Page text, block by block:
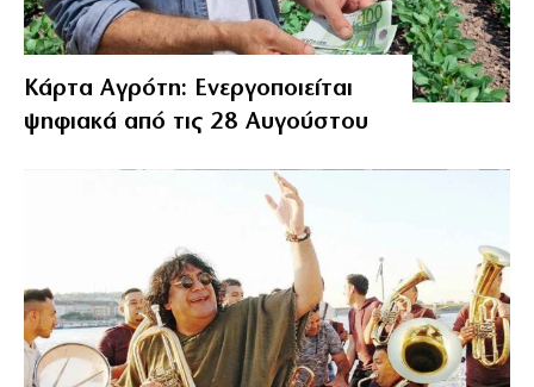
Κάρτα Αγρότη: Ενεργοποιείται
ψηφιακά από τις 28 Αυγούστου